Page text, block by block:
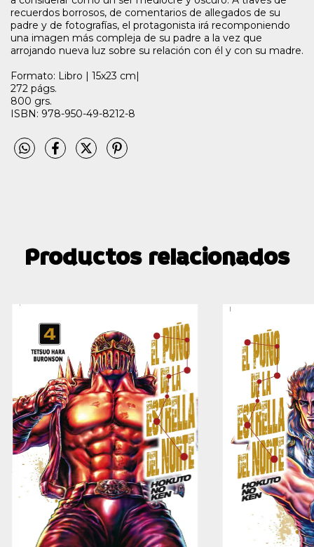
recuerdos borrosos, de comentarios de allegados de su
padre y de fotografías, el protagonista irá recomponiendo
una imagen más compleja de su padre a la vez que
arrojando nueva luz sobre su relación con él y con su madre.
Formato: Libro | 15x23 cm|
272 págs.
800 grs.
ISBN: 978-950-49-8212-8
Productos relacionados